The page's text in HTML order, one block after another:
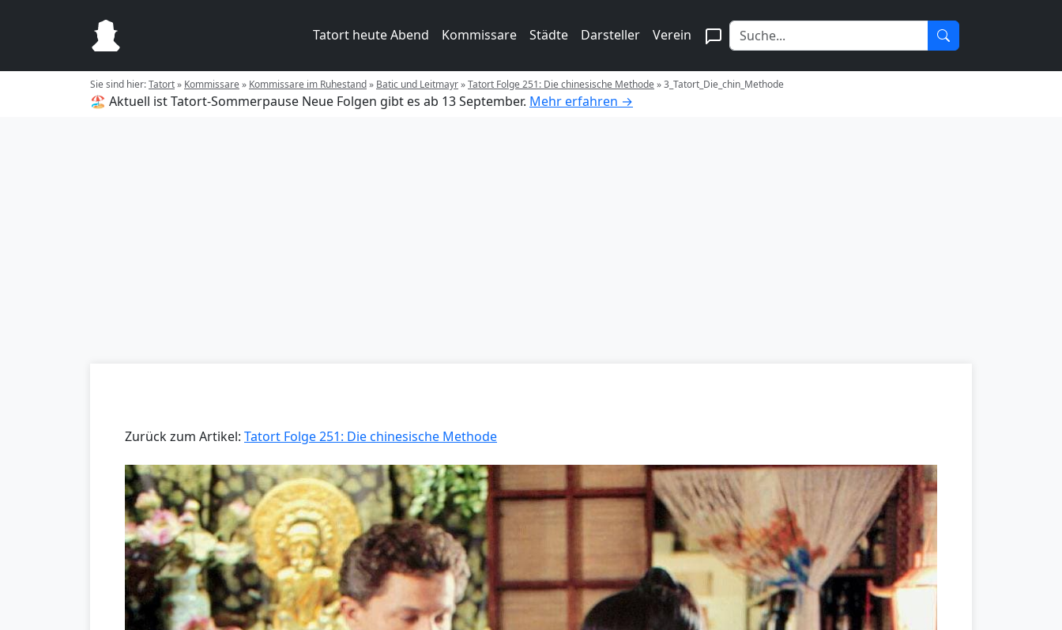
Tatort heute Abend Kommissare Städte Darsteller Verein
Sie sind hier:Tatort» Kommissare» Kommissare im Ruhestand» Batic und Leitmayr»Tatort Folge 251: Die chinesische Methode»3_Tatort_Die_chin_Methode
🏖️ Aktuell ist Tatort-Sommerpause Neue Folgen gibt es ab 13 September. Mehr erfahren →
Zurück zum Artikel: Tatort Folge 251: Die chinesische Methode